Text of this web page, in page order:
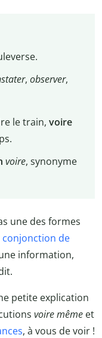
, observer,
le train, voire
voire, synonyme
une des formes
conjonction de
information,
petite explication
voire même et
, à vous de voir !